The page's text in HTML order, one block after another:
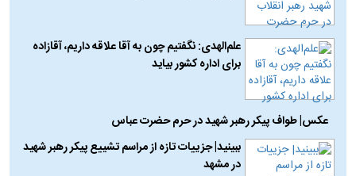
علم‌الهدی: نگفتیم چون به آقا علاقه داریم، آقازاده
برای اداره کشور بیاید
عکس| طواف پیکر رهبر شهید در حرم حضرت عباس
ببینید| جزییات تازه از مراسم تشییع پیکر رهبر شهید
در مشهد